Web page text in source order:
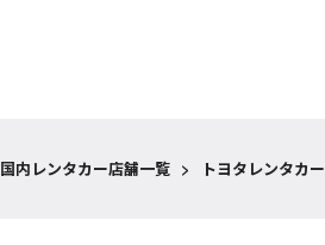
国内レンタカー店舗一覧 > トヨタレンタカ